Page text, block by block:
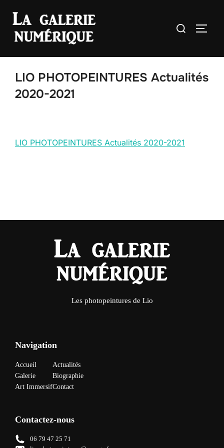
contenu
Rechercher :
LIO PHOTOPEINTURES Actualités
2020-2021
LIO PHOTOPEINTURES Actualités 2020-2021
Les photopeintures de Lio
Navigation
Accueil
Galerie
Art Immersif
Actualités
Biographie
Contact
Contactez-nous
06 79 47 25 71